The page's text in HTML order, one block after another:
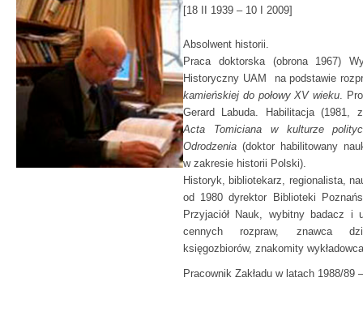
[18 II 1939 – 10 I 2009]
Absolwent historii.
Praca doktorska (obrona 1967)
Historyczny UAM na podstawie
kamieńskiej do połowy XV wieku.
Gerard Labuda. Habilitacja (1981,
Acta Tomiciana w kulturze
Odrodzenia (doktor habilitowany
w zakresie historii Polski).
Historyk, bibliotekarz, regionalista,
od 1980 dyrektor Biblioteki
Przyjaciół Nauk, wybitny badacz i
cennych rozpraw, znawca
księgozbiorów, znakomity
Pracownik Zakładu w latach 1988/89